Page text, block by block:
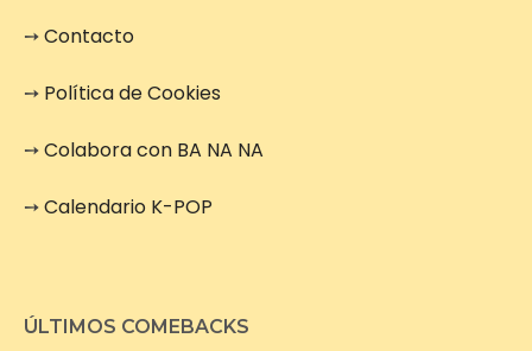
➙Contacto
➙ Política de Cookies
➙Colabora con BA NA NA
➙Calendario K-POP
ÚLTIMOS COMEBACKS